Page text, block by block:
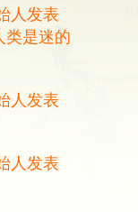
人发表
类是迷的
人发表
人发表